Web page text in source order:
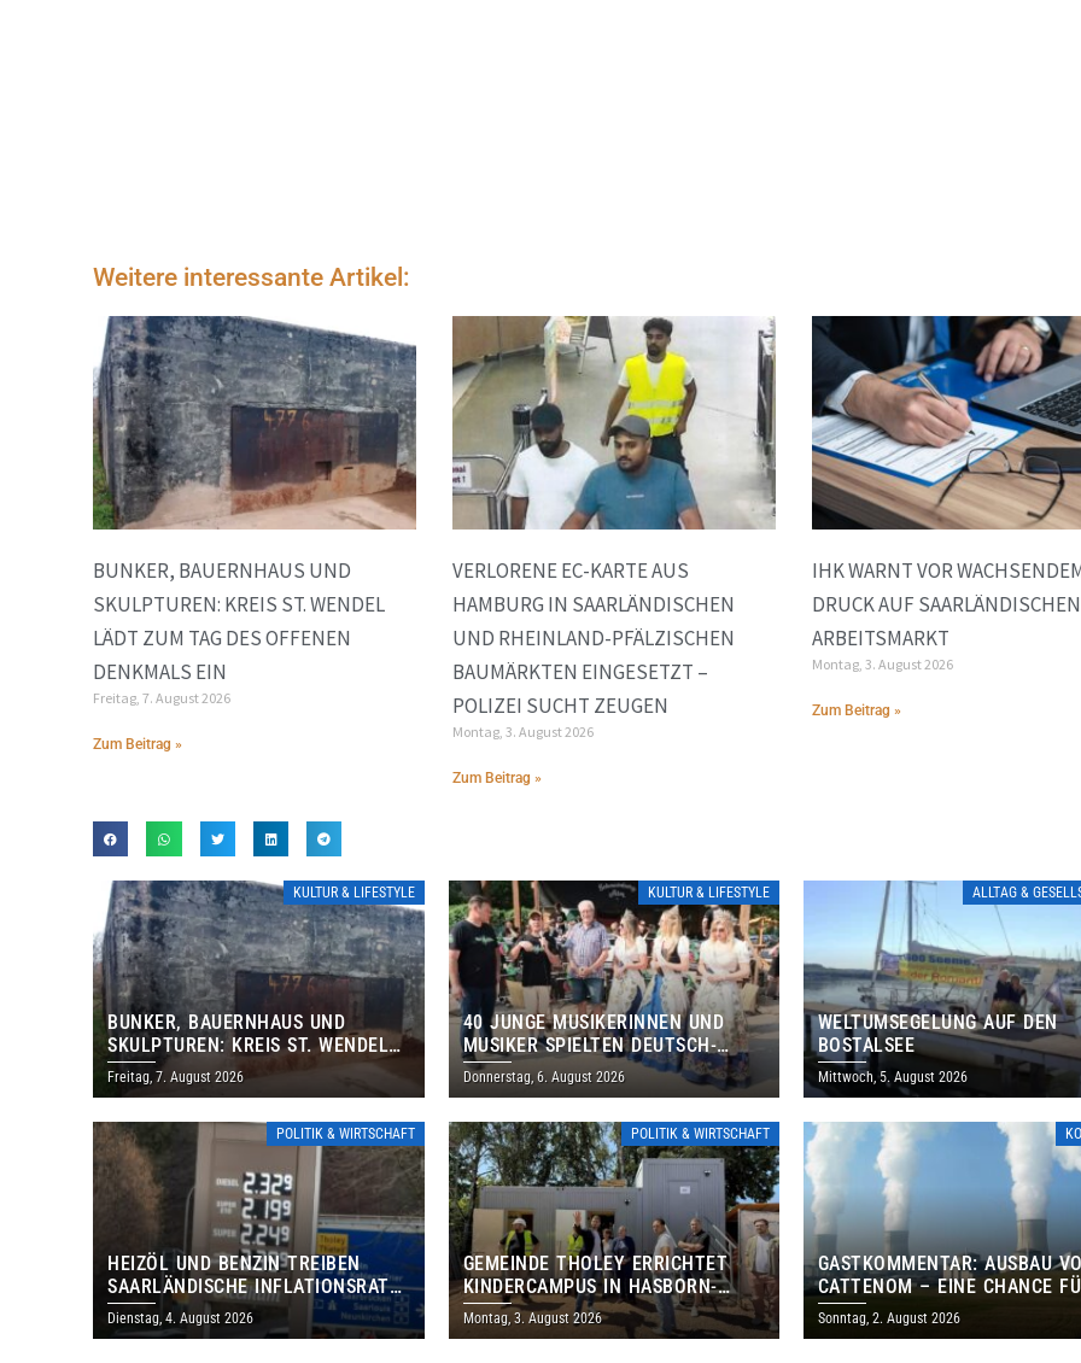
Weitere interessante Artikel:
BUNKER, BAUERNHAUS UND
SKULPTUREN: KREIS ST. WENDEL
LÄDT ZUM TAG DES OFFENEN
DENKMALS EIN
Freitag, 7. August 2026
Zum Beitrag »
VERLORENE EC-KARTE AUS
HAMBURG IN SAARLÄNDISCHEN
UND RHEINLAND-PFÄLZISCHEN
BAUMÄRKTEN EINGESETZT –
POLIZEI SUCHT ZEUGEN
Montag, 3. August 2026
Zum Beitrag »
IHK WARNT VOR
DRUCK AUF SAARLÄNDISCHEN
ARBEITSMARKT
Montag, 3. August 2026
Zum Beitrag »
KULTUR & LIFESTYLE
BUNKER, BAUERNHAUS UND
SKULPTUREN: KREIS ST. WENDEL
LÄDT ZUM TAG DES OFFENEN
DENKMALS EIN
Freitag, 7. August 2026
KULTUR & LIFESTYLE
40 JUNGE MUSIKERINNEN UND
MUSIKER SPIELTEN DEUTSCH-
BRASILIANISCHES PROGRAMM IN
THOLEY
Donnerstag, 6. August 2026
ALLTAG &
WELTUMSEGELUNG AUF DEN
BOSTALSEE
Mittwoch, 5. August 2026
POLITIK & WIRTSCHAFT
HEIZÖL UND BENZIN TREIBEN
SAARLÄNDISCHE INFLATIONSRATE
IM JULI AUF 3,2 PROZENT
Dienstag, 4. August 2026
POLITIK & WIRTSCHAFT
GEMEINDE THOLEY ERRICHTET
KINDERCAMPUS IN HASBORN-
DAUTWEILER FÜR RUND 8,5 BIS 9
MILLIONEN EURO
Montag, 3. August 2026
GASTKOMMENTAR: AUSBAU
CATTENOM – EINE CHANCE
LOTHRINGEN UND DAS
Sonntag, 2. August 2026